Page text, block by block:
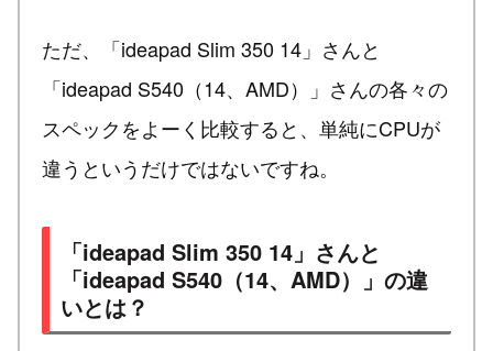
ただ、「ideapad Slim 350 14」さんと
「ideapad S540（14、AMD）」さんの各々の
スペックをよーく比較すると、単純にCPUが
違うというだけではないですね。
「ideapad Slim 350 14」さんと
「ideapad S540（14、AMD）」の違
いとは？